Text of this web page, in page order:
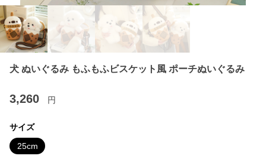
犬 ぬいぐるみ もふもふビスケット風 ポーチぬいぐるみ
3,260 円
サイズ
25cm